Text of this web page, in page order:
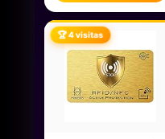
CON BAJA VISIÓN,
PARA NIÑOS Y NIÑAS, Y
PARA NOCHES DE
JUEGOS EN FAMILIA Y
FIESTAS, JMK87
🏆 4 visitas